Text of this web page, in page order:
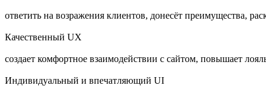
ответить на возражения клиентов, донесёт преимущества,
Качественный UX
создает комфортное взаимодействии с сайтом, повышает
Индивидуальный и впечатляющий UI